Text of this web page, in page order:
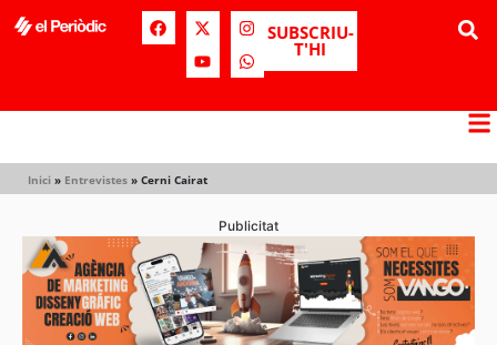
SUBSCRIU-
T'HI
Inici » Entrevistes » Cerni Cairat
Publicitat